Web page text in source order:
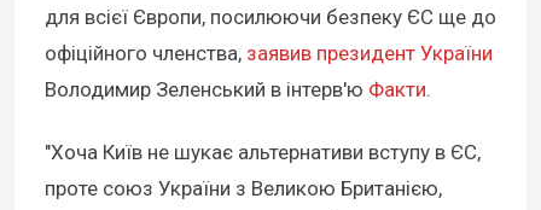
для всієї Європи, посилюючи безпеку ЄС ще до
офіційного членства, заявив президент України
Володимир Зеленський в інтерв'ю Факти.
"Хоча Київ не шукає альтернативи вступу в ЄС,
проте союз України з Великою Британією,